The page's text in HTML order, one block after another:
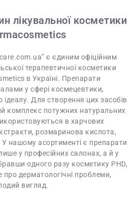
лікувальної косметики
є єдиним офіційним
терапевтичної косметики
в Україні. Препарати
у сфері космецевтики,
ідеалу. Для створення цих засобів
комплекс потужних натуральних
в харчових
розмаринова кислота,
нашому асортименті є препарати
у професійних салонах, а й у
одного разу косметику PHD,
дерматологічні проблеми,
вигляд.